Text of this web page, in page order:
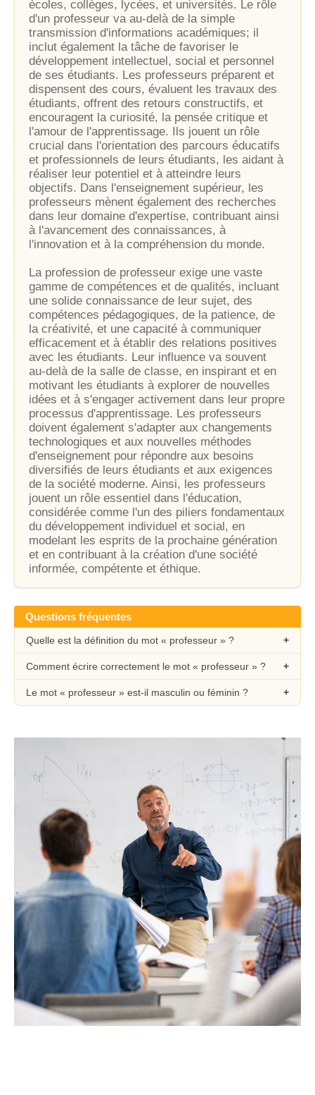
écoles, collèges, lycées, et universités. Le rôle
d'un professeur va au-delà de la simple
transmission d'informations académiques; il
inclut également la tâche de favoriser le
développement intellectuel, social et personnel
de ses étudiants. Les professeurs préparent et
dispensent des cours, évaluent les travaux des
étudiants, offrent des retours constructifs, et
encouragent la curiosité, la pensée critique et
l'amour de l'apprentissage. Ils jouent un rôle
crucial dans l'orientation des parcours éducatifs
et professionnels de leurs étudiants, les aidant à
réaliser leur potentiel et à atteindre leurs
objectifs. Dans l'enseignement supérieur, les
professeurs mènent également des recherches
dans leur domaine d'expertise, contribuant ainsi
à l'avancement des connaissances, à
l'innovation et à la compréhension du monde.
La profession de professeur exige une vaste
gamme de compétences et de qualités, incluant
une solide connaissance de leur sujet, des
compétences pédagogiques, de la patience, de
la créativité, et une capacité à communiquer
efficacement et à établir des relations positives
avec les étudiants. Leur influence va souvent
au-delà de la salle de classe, en inspirant et en
motivant les étudiants à explorer de nouvelles
idées et à s'engager activement dans leur propre
processus d'apprentissage. Les professeurs
doivent également s'adapter aux changements
technologiques et aux nouvelles méthodes
d'enseignement pour répondre aux besoins
diversifiés de leurs étudiants et aux exigences
de la société moderne. Ainsi, les professeurs
jouent un rôle essentiel dans l'éducation,
considérée comme l'un des piliers fondamentaux
du développement individuel et social, en
modelant les esprits de la prochaine génération
et en contribuant à la création d'une société
informée, compétente et éthique.
Questions fréquentes
Quelle est la définition du mot « professeur » ?
Comment écrire correctement le mot « professeur » ?
Le mot « professeur » est-il masculin ou féminin ?